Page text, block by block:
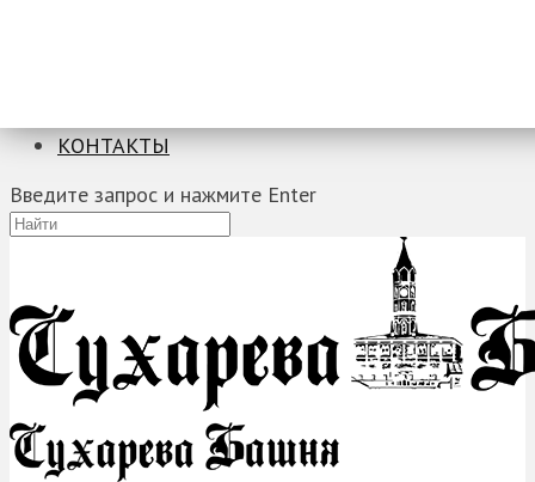
КОНТАКТЫ
Введите запрос и нажмите Enter